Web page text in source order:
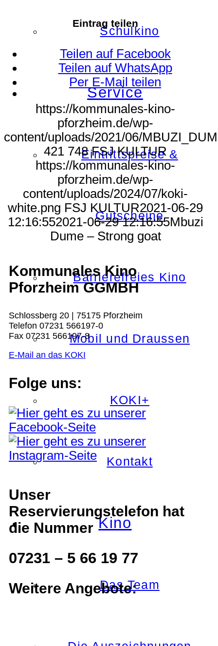
Schulkino
Service
Eintrittspreise &
Gutscheine
Barrierefreies Kino
Mobil und Draussen
KOKI+
Kontakt
Kino
Das Team
Eintrag teilen
Teilen auf Facebook
Teilen auf WhatsApp
Per E-Mail teilen
https://kommunales-kino-
pforzheim.de/wp-
content/uploads/2021/06/
421 748 FSJ KULTUR
https://kommunales-kino-
pforzheim.de/wp-
content/uploads/2024/07/koki-
white.png FSJ KULTUR2021-06-29
12:16:552021-06-29 12:16:55Mbuzi
Dume – Strong goat
Kommunales Kino
Pforzheim GGMBH
Schlossberg 20 | 75175 Pforzheim
Telefon 07231 566197-0
Fax 07231 566197-8
E-Mail an das KOKI
Folge uns:
Unser
Reservierungstelefon hat
die Nummer
07231 – 5 66 19 77
Weitere Angebote: